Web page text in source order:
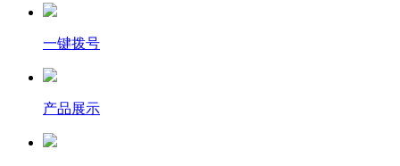
一键拨号
产品展示